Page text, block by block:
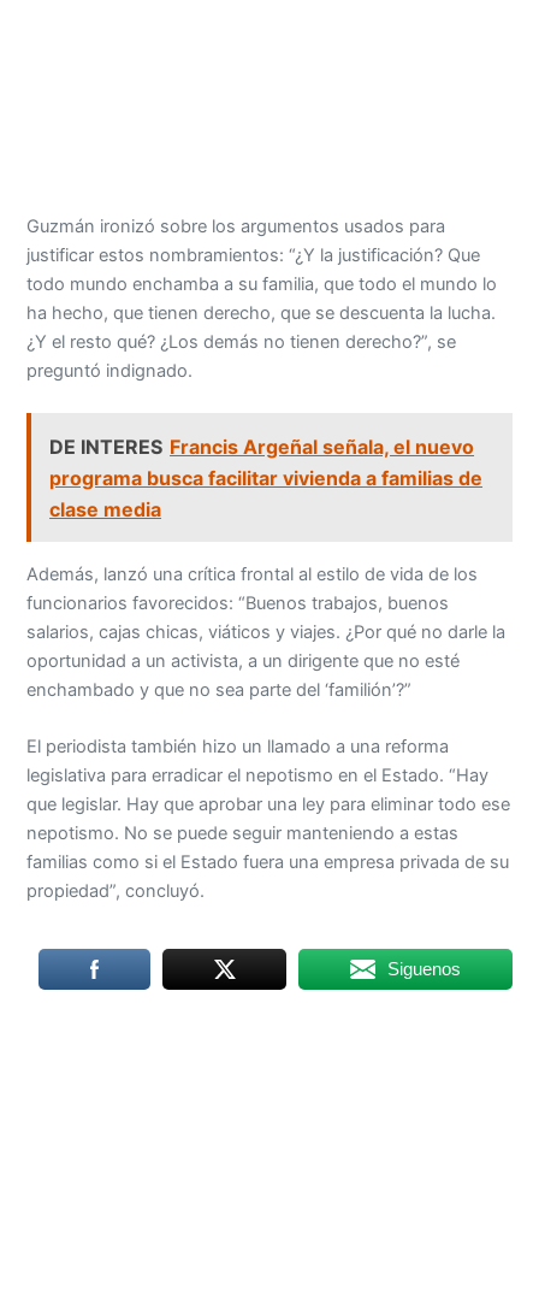
Guzmán ironizó sobre los argumentos usados para
justificar estos nombramientos: “¿Y la justificación? Que
todo mundo enchamba a su familia, que todo el mundo lo
ha hecho, que tienen derecho, que se descuenta la lucha.
¿Y el resto qué? ¿Los demás no tienen derecho?”, se
preguntó indignado.
DE INTERES Francis Argeñal señala, el nuevo
programa busca facilitar vivienda a familias de
clase media
Además, lanzó una crítica frontal al estilo de vida de los
funcionarios favorecidos: “Buenos trabajos, buenos
salarios, cajas chicas, viáticos y viajes. ¿Por qué no darle la
oportunidad a un activista, a un dirigente que no esté
enchambado y que no sea parte del ‘familión’?”
El periodista también hizo un llamado a una reforma
legislativa para erradicar el nepotismo en el Estado. “Hay
que legislar. Hay que aprobar una ley para eliminar todo ese
nepotismo. No se puede seguir manteniendo a estas
familias como si el Estado fuera una empresa privada de su
propiedad”, concluyó.
Siguenos